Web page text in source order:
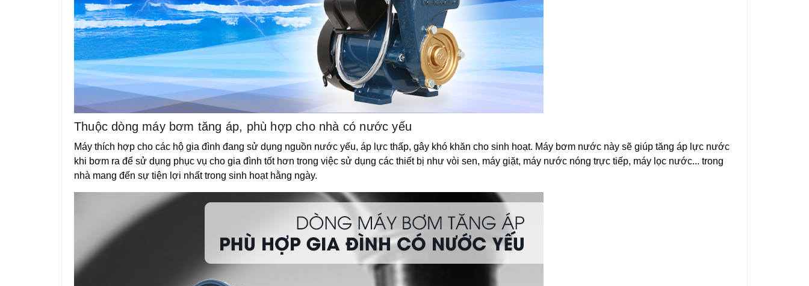
Thuộc dòng máy bơm tăng áp, phù hợp cho nhà có nước yếu
Máy thích hợp cho các hộ gia đình đang sử dụng nguồn nước yếu, áp lực thấp, gây khó khăn cho sinh hoạt. Máy bơm nước này sẽ giúp tăng áp lực nước
khi bơm ra để sử dụng phục vụ cho gia đình tốt hơn trong việc sử dụng các thiết bị như vòi sen, máy giặt, máy nước nóng trực tiếp, máy lọc nước... trong
nhà mang đến sự tiện lợi nhất trong sinh hoạt hằng ngày.